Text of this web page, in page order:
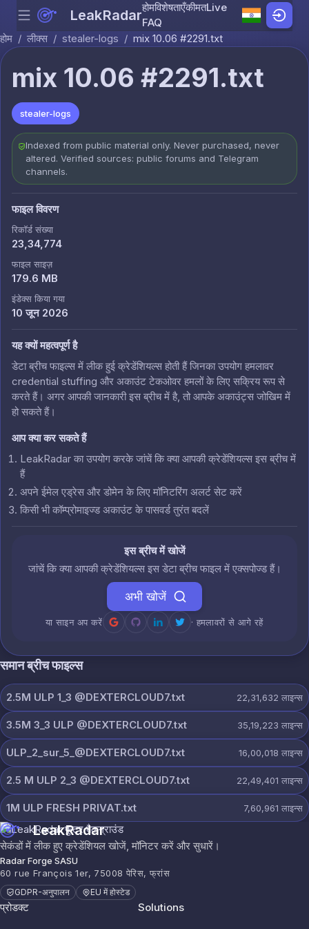
Skip to content
Menu LeakRadarहोमविशेषताएँकीमतLive
FAQ
होम / लीक्स / stealer-logs / mix 10.06 #2291.txt
mix 10.06 #2291.txt
stealer-logs
Indexed from public material only. Never purchased, never
altered. Verified sources: public forums and Telegram
channels.
फाइल विवरण
रिकॉर्ड संख्या
23,34,774
फाइल साइज़
179.6 MB
इंडेक्स किया गया
10 जून 2026
यह क्यों महत्वपूर्ण है
डेटा ब्रीच फाइल्स में लीक हुई क्रेडेंशियल्स होती हैं जिनका उपयोग हमलावर
credential stuffing और अकाउंट टेकओवर हमलों के लिए सक्रिय रूप से
करते हैं। अगर आपकी जानकारी इस ब्रीच में है, तो आपके अकाउंट्स जोखिम में
हो सकते हैं।
आप क्या कर सकते हैं
LeakRadar का उपयोग करके जांचें कि क्या आपकी क्रेडेंशियल्स इस ब्रीच में
हैं
अपने ईमेल एड्रेस और डोमेन के लिए मॉनिटरिंग अलर्ट सेट करें
किसी भी कॉम्प्रोमाइज्ड अकाउंट के पासवर्ड तुरंत बदलें
इस ब्रीच में खोजें
जांचें कि क्या आपकी क्रेडेंशियल्स इस डेटा ब्रीच फाइल में एक्सपोज्ड हैं।
अभी खोजें
या साइन अप करें · हमलावरों से आगे रहें
समान ब्रीच फाइल्स
2.5M ULP 1_3 @DEXTERCLOUD7.txt 22,31,632 लाइन्स
3.5M 3_3 ULP @DEXTERCLOUD7.txt 35,19,223 लाइन्स
ULP_2_sur_5_@DEXTERCLOUD7.txt 16,00,018 लाइन्स
2.5 M ULP 2_3 @DEXTERCLOUD7.txt 22,49,401 लाइन्स
1M ULP FRESH PRIVAT.txt 7,60,961 लाइन्स
LeakRadar
सेकंडों में लीक हुए क्रेडेंशियल खोजें, मॉनिटर करें और सुधारें।
Radar Forge SASU
60 rue François 1er, 75008 पेरिस, फ्रांस
GDPR-अनुपालन EU में होस्टेड
प्रोडक्ट Solutions